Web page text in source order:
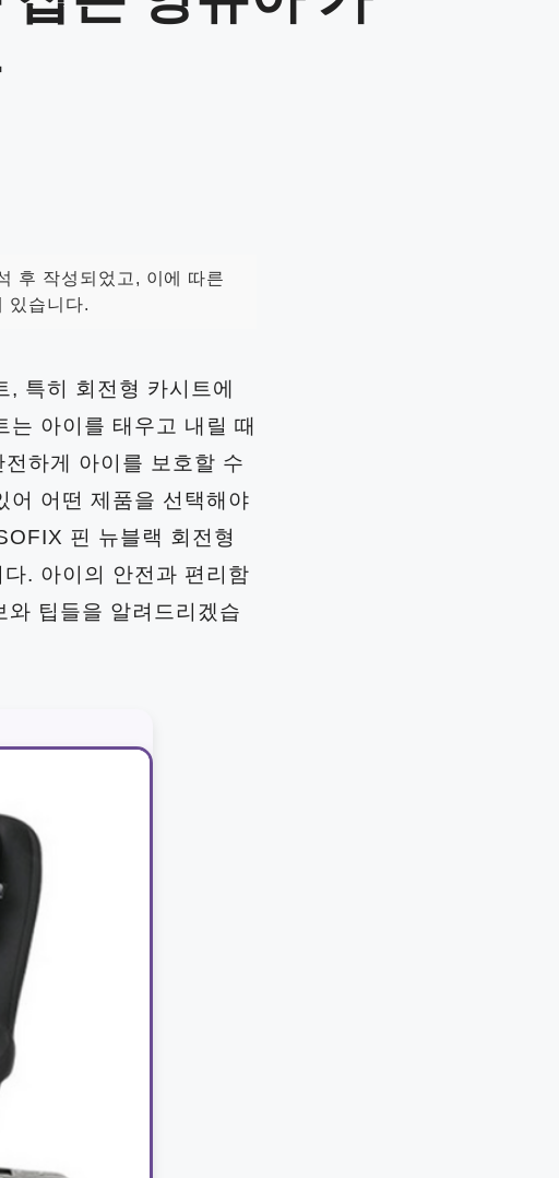
후 작성되었고, 이에 따른
있습니다.
특히 회전형 카시트에
아이를 태우고 내릴 때
하게 아이를 보호할 수
어 어떤 제품을 선택해야
핀 뉴블랙 회전형
. 아이의 안전과 편리함
팁들을 알려드리겠습